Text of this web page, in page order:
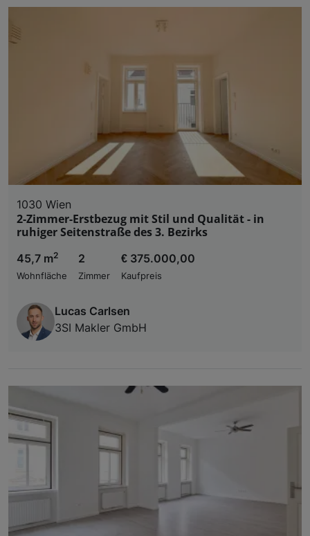
1030 Wien
2-Zimmer-Erstbezug mit Stil und Qualität - in
ruhiger Seitenstraße des 3. Bezirks
45,7 m2
Wohnfläche
2
Zimmer
€ 375.000,00
Kaufpreis
Lucas Carlsen
3SI Makler GmbH